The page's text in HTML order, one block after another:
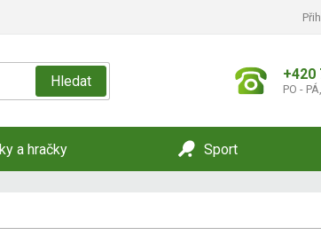
Hledat +420
PO -
a hračky Sport